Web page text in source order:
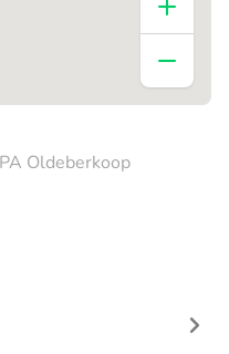
Oldeberkoop